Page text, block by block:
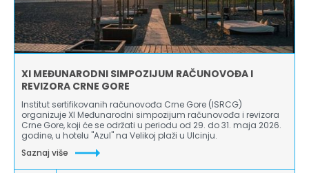
XI MEĐUNARODNI SIMPOZIJUM RAČUNOVOĐA I
REVIZORA CRNE GORE
Institut sertifikovanih računovođa Crne Gore (ISRCG)
organizuje XI Međunarodni simpozijum računovođa i revizora
Crne Gore, koji će se održati u periodu od 29. do 31. maja 2026.
godine, u hotelu "Azul" na Velikoj plaži u Ulcinju.
Saznaj više